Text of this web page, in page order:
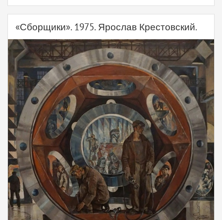
«Сборщики». 1975. Ярослав Крестовский.